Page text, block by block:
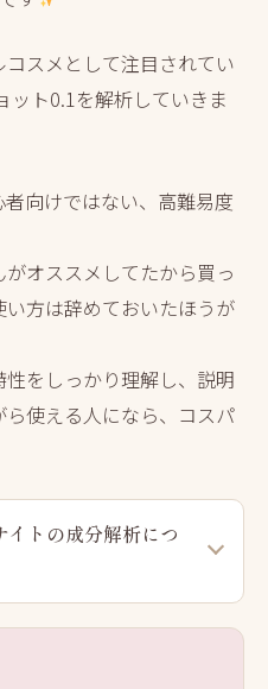
スメとして注目されてい
ット0.1を解析していきま
向けではない、高難易度
がオススメしてたから買っ
方は辞めておいたほうが
をしっかり理解し、説明
使える人になら、コスパ
イトの成分解析につ